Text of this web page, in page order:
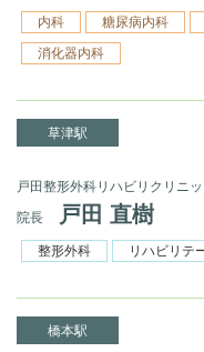
内科 糖尿病内科
消化器内科
草津駅
戸田整形外科リハビリクリニッ
院長
戸田 直樹
整形外科 リハビリテ
橋本駅